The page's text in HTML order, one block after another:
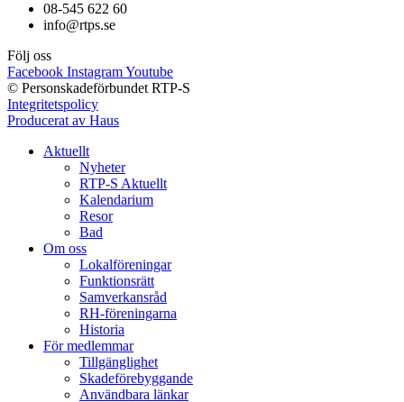
08-545 622 60
info@rtps.se
Följ oss
Facebook InstagramYoutube
© Personskadeförbundet RTP-S
Integritetspolicy
Producerat av Haus
Aktuellt
Nyheter
RTP-S Aktuellt
Kalendarium
Resor
Bad
Om oss
Lokalföreningar
Funktionsrätt
Samverkansråd
RH-föreningarna
Historia
För medlemmar
Tillgänglighet
Skadeförebyggande
Användbara länkar